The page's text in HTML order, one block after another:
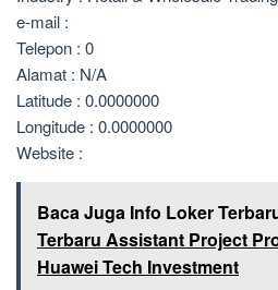
e-mail :
Telepon : 0
Alamat : N/A
Latitude : 0.0000000
Longitude : 0.0000000
Website :
Baca Juga Info Loker
Terbaru Assistant Project
Huawei Tech Investment